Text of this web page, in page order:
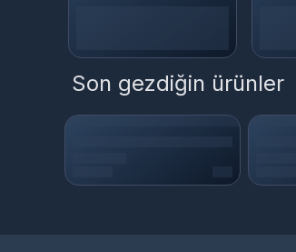
Son gezdiğin ürünler